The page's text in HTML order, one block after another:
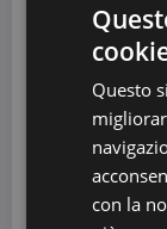
Mobile
Expression
Lifepoint
Nielsen
Home
Scan
Mobrog
Questo
con la